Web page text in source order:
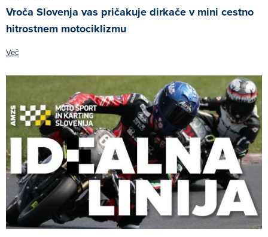
Vroča Slovenja vas pričakuje dirkače v mini cestno
hitrostnem motociklizmu
Več